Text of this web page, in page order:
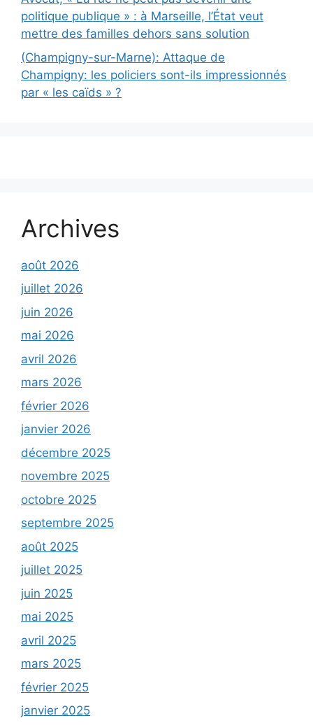
politique publique » : à Marseille, l’État veut
mettre des familles dehors sans solution
(Champigny-sur-Marne): Attaque de
Champigny: les policiers sont-ils impressionnés
par « les caïds » ?
Archives
août 2026
juillet 2026
juin 2026
mai 2026
avril 2026
mars 2026
février 2026
janvier 2026
décembre 2025
novembre 2025
octobre 2025
septembre 2025
août 2025
juillet 2025
juin 2025
mai 2025
avril 2025
mars 2025
février 2025
janvier 2025